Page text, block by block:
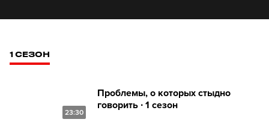
1 СЕЗОН
23:30
Проблемы, о которых стыдно
говорить ∙ 1 сезон